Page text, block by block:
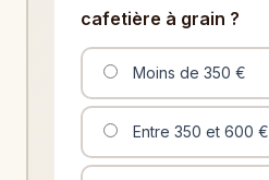
cafetière à grain ?
Moins de 350 €
Entre 350 et 600 €